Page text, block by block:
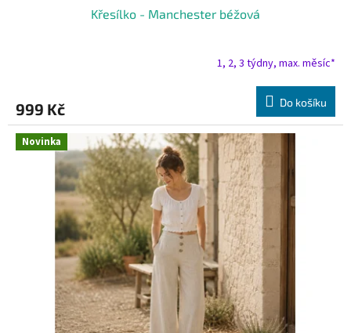
Křesílko - Manchester béžová
1, 2, 3 týdny, max. měsíc*
999 Kč Do košíku
Novinka